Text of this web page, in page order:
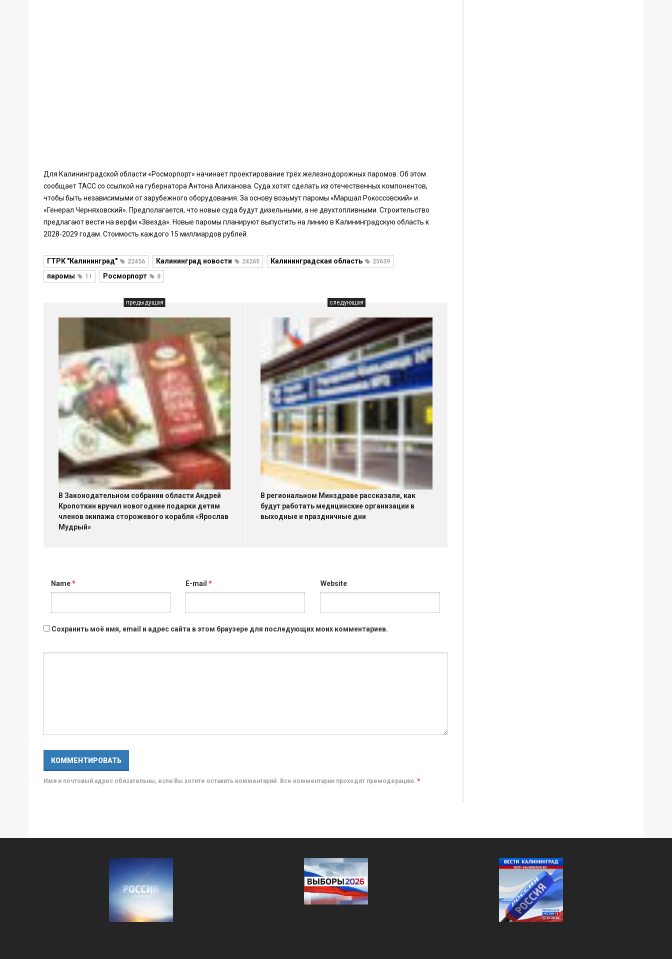
Для Калининградской области «Росморпорт» начинает проектирование трёх железнодорожных паромов. Об этом
сообщает ТАСС со ссылкой на губернатора Антона Алиханова. Суда хотят сделать из отечественных компонентов,
чтобы быть независимыми от зарубежного оборудования. За основу возьмут паромы «Маршал Рокоссовский» и
«Генерал Черняховский». Предполагается, что новые суда будут дизельными, а не двухтопливными. Строительство
предлагают вести на верфи «Звезда». Новые паромы планируют выпустить на линию в Калининградскую область к
2028-2029 годам. Стоимость каждого 15 миллиардов рублей.
ГТРК "Калининград" 22456 Калининград новости 24265 Калининградская область 25639
паромы 11 Росморпорт 8
предыдущая
В Законодательном собрании области Андрей
Кропоткин вручил новогодние подарки детям
членов экипажа сторожевого корабля «Ярослав
Мудрый»
следующая
В региональном Минздраве рассказали, как
будут работать медицинские организации в
выходные и праздничные дни
Name* E-mail* Website
Сохранить моё имя, email и адрес сайта в этом браузере для последующих моих комментариев.
Имя и почтовый адрес обязательны, если Вы хотите оставить комментарий. Все комментарии проходят премодерацию. *